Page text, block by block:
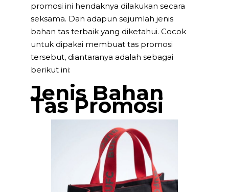
promosi ini hendaknya dilakukan secara
seksama. Dan adapun sejumlah jenis
bahan tas terbaik yang diketahui. Cocok
untuk dipakai membuat tas promosi
tersebut, diantaranya adalah sebagai
berikut ini:
Jenis Bahan
Tas Promosi